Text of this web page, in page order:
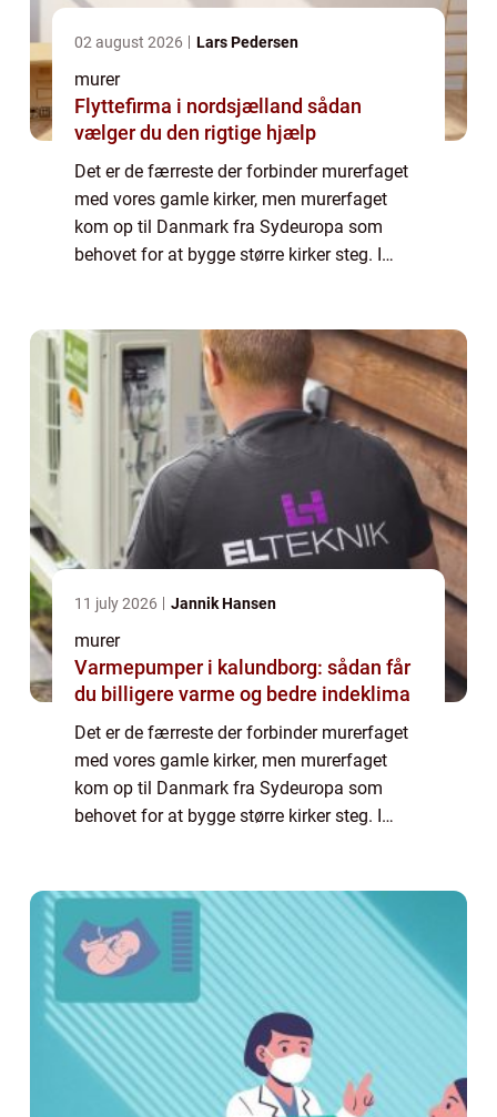
02 august 2026 Lars Pedersen
murer
Flyttefirma i nordsjælland sådan
vælger du den rigtige hjælp
Det er de færreste der forbinder murerfaget
med vores gamle kirker, men murerfaget
kom op til Danmark fra Sydeuropa som
behovet for at bygge større kirker steg. I
mur...
11 july 2026 Jannik Hansen
murer
Varmepumper i kalundborg: sådan får
du billigere varme og bedre indeklima
Det er de færreste der forbinder murerfaget
med vores gamle kirker, men murerfaget
kom op til Danmark fra Sydeuropa som
behovet for at bygge større kirker steg. I
mur...